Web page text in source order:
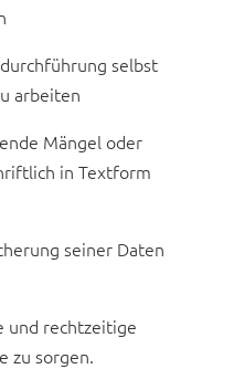
selbst
arbeiten
Mängel oder
in Textform
seiner Daten
und rechtzeitige
zu sorgen.